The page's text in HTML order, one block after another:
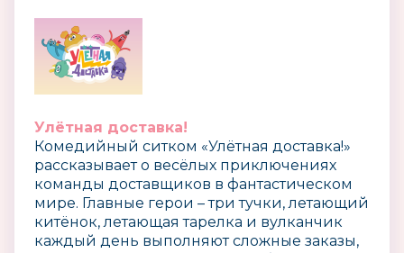
Улётная доставка!
Комедийный ситком «Улётная доставка!»
рассказывает о весёлых приключениях
команды доставщиков в фантастическом
мире. Главные герои – три тучки, летающий
китёнок, летающая тарелка и вулканчик
каждый день выполняют сложные заказы,